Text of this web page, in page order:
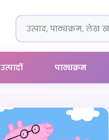
उत्पादों पाठ्यक्रम